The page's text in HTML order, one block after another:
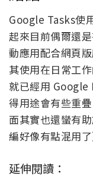
Google Tasks使
起來目前偶爾還
動應用配合網頁
其使用在日常工
就已經用 Google
得用途會有些重
面其實也還蠻有
編好像有點混用了
延伸閱讀：